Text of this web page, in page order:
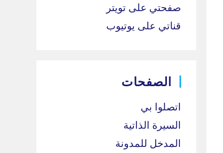
صفحتي على تويتر
قناتي على يوتيوب
الصفحات
اتصلوا بي
السيرة الذاتية
المدخل للمدونة